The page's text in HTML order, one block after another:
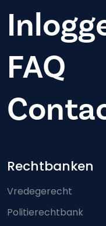
FAQ
Footer-
Rechtbanken
Vredegerecht
Politierechtbank